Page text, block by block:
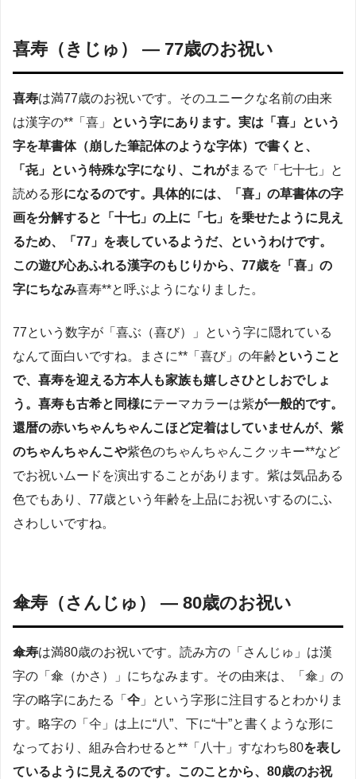
喜寿（きじゅ） — 77歳のお祝い
喜寿は満77歳のお祝いです。そのユニークな名前の由来
は漢字の**「喜」
という字にあります。実は「喜」という
字を草書体（崩した筆記体のような字体）で書くと、
「㐂」という特殊な字になり、これがまるで「七十七」と
読める形になるのです。具体的には、「喜」の草書体の字
画を分解すると「十七」の上に「七」を乗せたように見え
るため、「77」を表しているようだ、というわけです。
この遊び心あふれる漢字のもじりから、77歳を「喜」の
字にちなみ喜寿**と呼ぶようになりました。
77という数字が「喜ぶ（喜び）」という字に隠れている
なんて面白いですね。まさに**「喜び」の年齢ということ
で、喜寿を迎える方本人も家族も嬉しさひとしおでしょ
う。喜寿も古希と同様にテーマカラーは紫が一般的です。
還暦の赤いちゃんちゃんこほど定着はしていませんが、紫
のちゃんちゃんこや紫色のちゃんちゃんこクッキー**など
でお祝いムードを演出することがあります。紫は気品ある
色でもあり、77歳という年齢を上品にお祝いするのにふ
さわしいですね。
傘寿（さんじゅ） — 80歳のお祝い
傘寿は満80歳のお祝いです。読み方の「さんじゅ」は漢
字の「傘（かさ）」にちなみます。その由来は、「傘」の
字の略字にあたる「 仐 」という字形に注目するとわかりま
す。略字の「仐」は上に“八”、下に“十”と書くような形に
なっており、組み合わせると**「八十」すなわち80を表し
ているように見えるのです。このことから、80歳のお祝